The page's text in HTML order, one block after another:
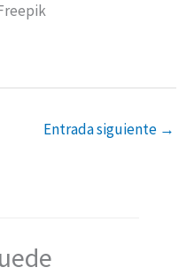
Entrada siguiente →